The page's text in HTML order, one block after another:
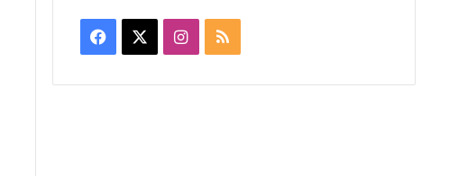
Facebook Instagram
RSS